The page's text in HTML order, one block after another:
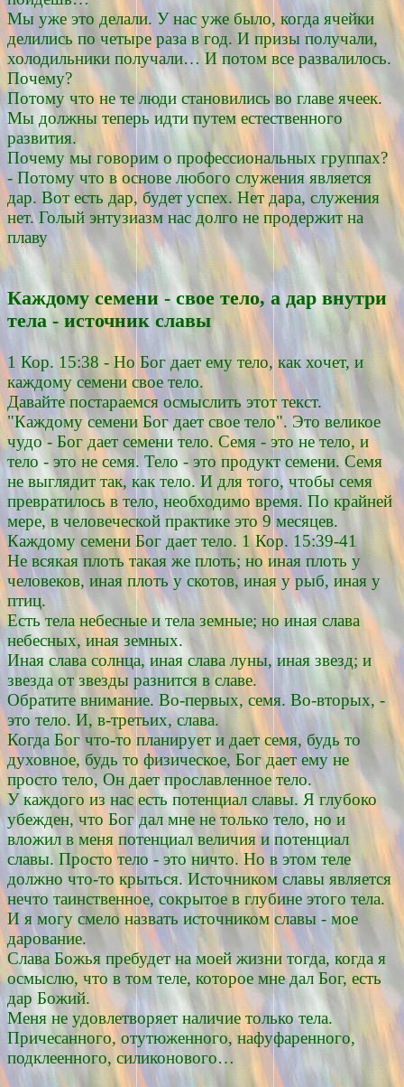
Мы уже это делали. У нас уже было, когда ячейки
делились по четыре раза в год. И призы получали,
холодильники получали… И потом все развалилось.
Почему?
Потому что не те люди становились во главе ячеек.
Мы должны теперь идти путем естественного
развития.
Почему мы говорим о профессиональных группах?
- Потому что в основе любого служения является
дар. Вот есть дар, будет успех. Нет дара, служения
нет. Голый энтузиазм нас долго не продержит на
плаву
Каждому семени - свое тело, а дар внутри
тела - источник славы
1 Кор. 15:38 - Но Бог дает ему тело, как хочет, и
каждому семени свое тело.
Давайте постараемся осмыслить этот текст.
"Каждому семени Бог дает свое тело". Это великое
чудо - Бог дает семени тело. Семя - это не тело, и
тело - это не семя. Тело - это продукт семени. Семя
не выглядит так, как тело. И для того, чтобы семя
превратилось в тело, необходимо время. По крайней
мере, в человеческой практике это 9 месяцев.
Каждому семени Бог дает тело. 1 Кор. 15:39-41
Не всякая плоть такая же плоть; но иная плоть у
человеков, иная плоть у скотов, иная у рыб, иная у
птиц.
Есть тела небесные и тела земные; но иная слава
небесных, иная земных.
Иная слава солнца, иная слава луны, иная звезд; и
звезда от звезды разнится в славе.
Обратите внимание. Во-первых, семя. Во-вторых, -
это тело. И, в-третьих, слава.
Когда Бог что-то планирует и дает семя, будь то
духовное, будь то физическое, Бог дает ему не
просто тело, Он дает прославленное тело.
У каждого из нас есть потенциал славы. Я глубоко
убежден, что Бог дал мне не только тело, но и
вложил в меня потенциал величия и потенциал
славы. Просто тело - это ничто. Но в этом теле
должно что-то крыться. Источником славы является
нечто таинственное, сокрытое в глубине этого тела.
И я могу смело назвать источником славы - мое
дарование.
Слава Божья пребудет на моей жизни тогда, когда я
осмыслю, что в том теле, которое мне дал Бог, есть
дар Божий.
Меня не удовлетворяет наличие только тела.
Причесанного, отутюженного, нафуфаренного,
подклеенного, силиконового…